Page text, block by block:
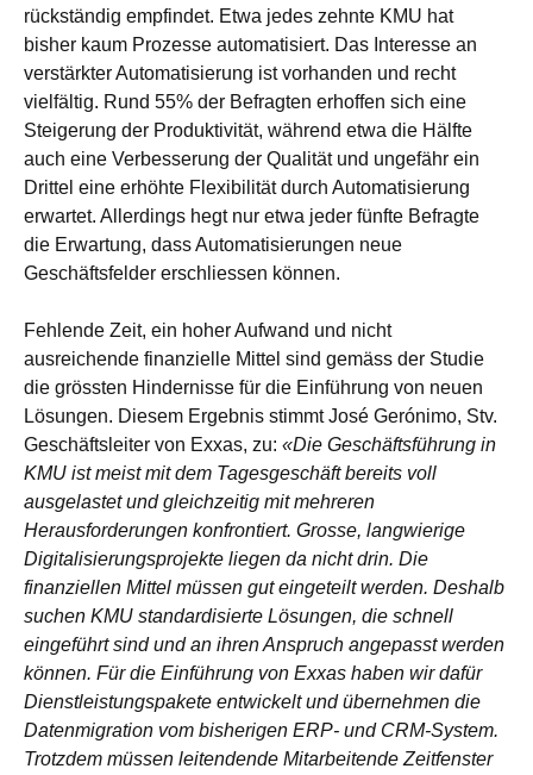
rückständig empfindet. Etwa jedes zehnte KMU hat
bisher kaum Prozesse automatisiert. Das Interesse an
verstärkter Automatisierung ist vorhanden und recht
vielfältig. Rund 55% der Befragten erhoffen sich eine
Steigerung der Produktivität, während etwa die Hälfte
auch eine Verbesserung der Qualität und ungefähr ein
Drittel eine erhöhte Flexibilität durch Automatisierung
erwartet. Allerdings hegt nur etwa jeder fünfte Befragte
die Erwartung, dass Automatisierungen neue
Geschäftsfelder erschliessen können.
Fehlende Zeit, ein hoher Aufwand und nicht
ausreichende finanzielle Mittel sind gemäss der Studie
die grössten Hindernisse für die Einführung von neuen
Lösungen. Diesem Ergebnis stimmt José Gerónimo, Stv.
Geschäftsleiter von Exxas, zu: «Die Geschäftsführung in
KMU ist meist mit dem Tagesgeschäft bereits voll
ausgelastet und gleichzeitig mit mehreren
Herausforderungen konfrontiert. Grosse, langwierige
Digitalisierungsprojekte liegen da nicht drin. Die
finanziellen Mittel müssen gut eingeteilt werden. Deshalb
suchen KMU standardisierte Lösungen, die schnell
eingeführt sind und an ihren Anspruch angepasst werden
können. Für die Einführung von Exxas haben wir dafür
Dienstleistungspakete entwickelt und übernehmen die
Datenmigration vom bisherigen ERP- und CRM-System.
Trotzdem müssen leitendende Mitarbeitende Zeitfenster